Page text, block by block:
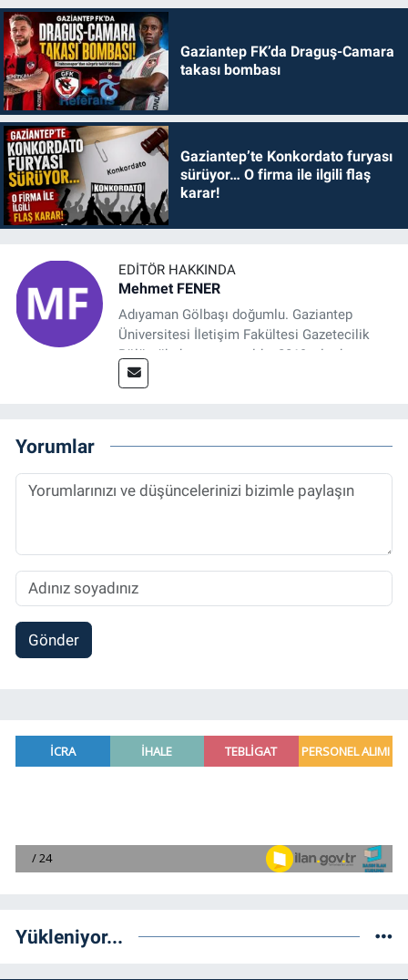
Gaziantep FK’da Draguş-Camara
takası bombası
Gaziantep’te Konkordato furyası
sürüyor… O firma ile ilgili flaş
karar!
EDITÖR HAKKINDA
Mehmet FENER
Adıyaman Gölbaşı doğumlu. Gaziantep
Üniversitesi İletişim Fakültesi Gazetecilik
Bölümü’nden mezun oldu. 2019 yılında
başladığı gazetecilik mesleğinde, muhabir,
Sorumlu Haber Editörü' olarak devam
etmektedir.
Yorumlar
Gönder
Yükleniyor...